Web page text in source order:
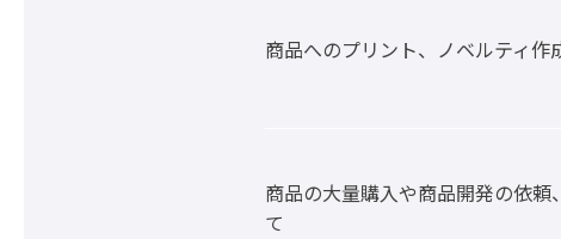
商品へのプリント、ノベルティ作
商品の大量購入や商品開発の依
て